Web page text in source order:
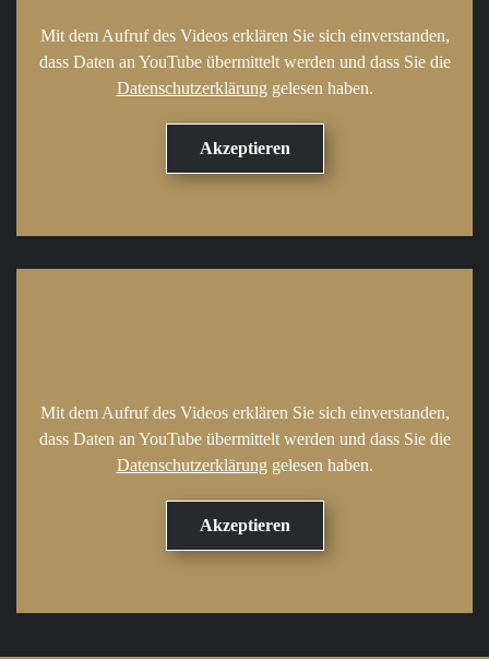
Mit dem Aufruf des Videos erklären Sie sich einverstanden,
dass Daten an YouTube übermittelt werden und dass Sie die
Datenschutzerklärung gelesen haben.
Mit dem Aufruf des Videos erklären Sie sich einverstanden,
dass Daten an YouTube übermittelt werden und dass Sie die
Datenschutzerklärung gelesen haben.